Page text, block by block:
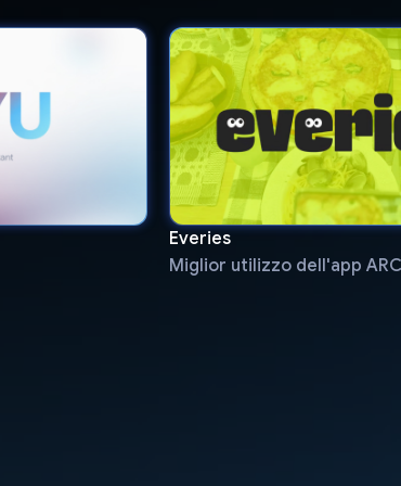
Everies
Miglior utilizzo dell'app